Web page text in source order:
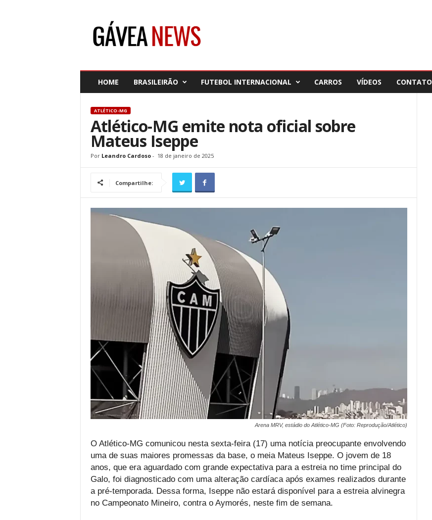
HOME BRASILEIRÃO FUTEBOL INTERNACIONAL CARROS VÍDEOS CONTATO
ATLÉTICO-MG
Atlético-MG emite nota oficial sobre
Mateus Iseppe
Por Leandro Cardoso- 18 de janeiro de 2025
Compartilhe:
Arena MRV, estádio do Atlético-MG (Foto: Reprodução/Atlético)
O Atlético-MG comunicou nesta sexta-feira (17) uma notícia preocupante envolvendo
uma de suas maiores promessas da base, o meia Mateus Iseppe. O jovem de 18
anos, que era aguardado com grande expectativa para a estreia no time principal do
Galo, foi diagnosticado com uma alteração cardíaca após exames realizados durante
a pré-temporada. Dessa forma, Iseppe não estará disponível para a estreia alvinegra
no Campeonato Mineiro, contra o Aymorés, neste fim de semana.